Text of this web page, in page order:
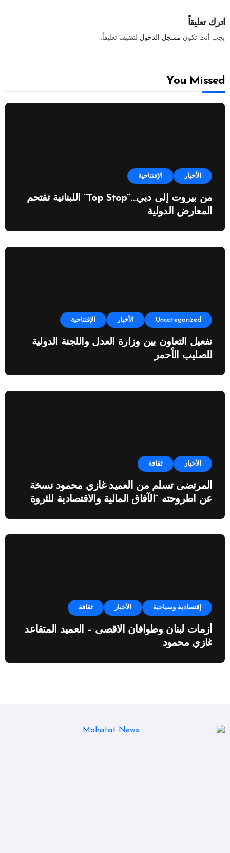
اترك تعليقاً
يجب أنت تكون مسجل الدخول لتضيف تعليقاً.
You Missed
الأخبار الإفتتاحية
من بيروت إلى دبي…”Top Stop” اللبنانية تقتحم
المعارض الدولية
Uncategorized الأخبار الإفتتاحية
تفعيل التعاون بين وزارة العدل واللجنة الدولية
للصليب الأحمر
الأخبار ثقافة
المرتضى تسلم من العميد غازي محمود نسخة
عن اطروحته “الآفاق المالية والاقتصادية للثروة
إقتصادية وسياحية الأخبار ثقافة
أزمات لبنان وطوافان الاقصى – العميد المتقاعد
غازي محمود